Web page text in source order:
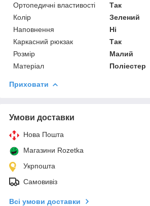
Ортопедичні властивості
Так
Колір
Зелений
Наповнення
Ні
Каркасний рюкзак
Так
Розмір
Малий
Матеріал
Поліестер
Приховати
Умови доставки
Нова Пошта
Магазини Rozetka
Укрпошта
Самовивіз
Всі умови доставки